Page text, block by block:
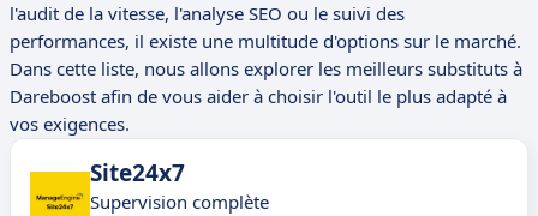
l'audit de la vitesse, l'analyse SEO ou le suivi des
performances, il existe une multitude d'options sur le marché.
Dans cette liste, nous allons explorer les meilleurs substituts à
Dareboost afin de vous aider à choisir l'outil le plus adapté à
vos exigences.
Site24x7
Supervision complète